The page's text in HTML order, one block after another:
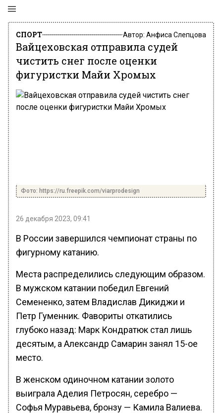
СПОРТ Автор: Анфиса Слепцова
Вайцеховская отправила судей
чистить снег после оценки
фигуристки Майи Хромых
Фото: https://ru.freepik.com/viarprodesign
26 декабря 2023, 09:41
В России завершился чемпионат страны по
фигурному катанию.
Места распределились следующим образом.
В мужском катании победил Евгений
Семененко, затем Владислав Дикиджи и
Петр Гуменник. Фавориты откатились
глубоко назад: Марк Кондратюк стал лишь
десятым, а Александр Самарин занял 15-ое
место.
В женском одиночном катании золото
выиграла Аделия Петросян, серебро —
Софья Муравьева, бронзу — Камила Валиева.